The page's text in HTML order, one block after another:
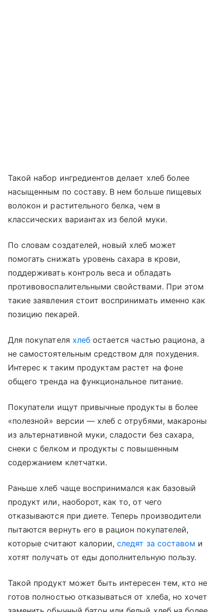
Такой набор ингредиентов делает хлеб более
насыщенным по составу. В нем больше пищевых
волокон и растительного белка, чем в
классических вариантах из белой муки.
По словам создателей, новый хлеб может
помогать снижать уровень сахара в крови,
поддерживать контроль веса и обладать
противовоспалительными свойствами. При этом
такие заявления стоит воспринимать именно как
позицию пекарей.
Для покупателя хлебостается частью рациона, а
не самостоятельным средством для похудения.
Интерес к таким продуктам растет на фоне
общего тренда на функциональное питание.
Покупатели ищут привычные продукты в более
«полезной» версии — хлеб с отрубями, макароны
из альтернативной муки, сладости без сахара,
снеки с белком и продукты с повышенным
содержанием клетчатки.
Раньше хлеб чаще воспринимался как базовый
продукт или, наоборот, как то, от чего
отказываются при диете. Теперь производители
пытаются вернуть его в рацион покупателей,
которые считают калории,следят за составом и
хотят получать от еды дополнительную пользу.
Такой продукт может быть интересен тем, кто не
готов полностью отказываться от хлеба, но хочет